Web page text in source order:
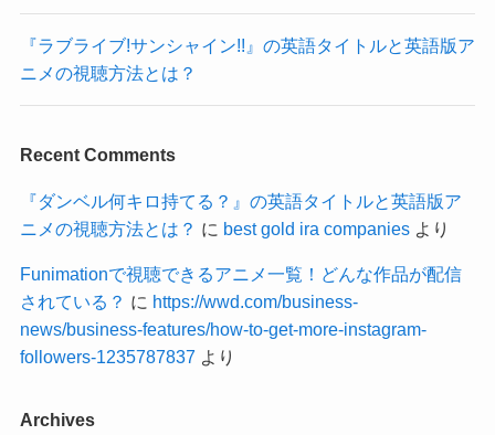
『ラブライブ!サンシャイン!!』の英語タイトルと英語版ア
ニメの視聴方法とは？
Recent Comments
『ダンベル何キロ持てる？』の英語タイトルと英語版ア
ニメの視聴方法とは？ に best gold ira companiesより
Funimationで視聴できるアニメ一覧！どんな作品が配信
されている？ に https://wwd.com/business-
news/business-features/how-to-get-more-instagram-
followers-1235787837 より
Archives